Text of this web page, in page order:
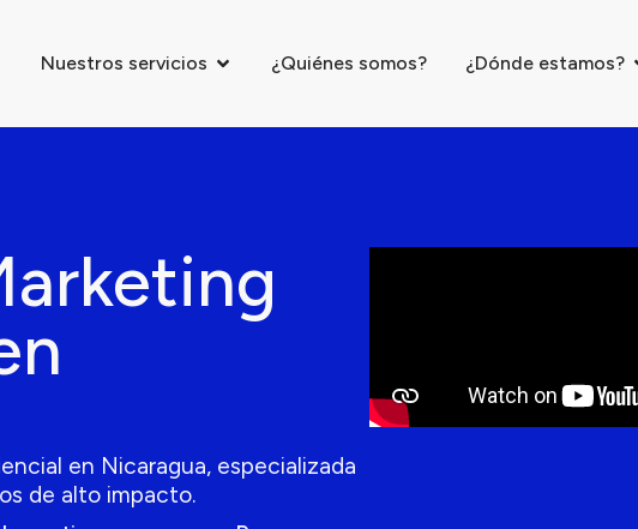
Nuestros servicios ¿Quiénes somos? ¿Dónde estamos?
en Nicaragua, especializada
de alto impacto.